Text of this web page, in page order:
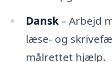
Dansk– Arbejd
læse- og
målrettet hjælp.